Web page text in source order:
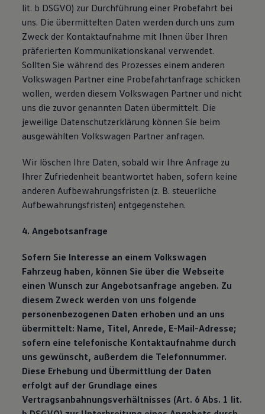
lit. b DSGVO) zur Durchführung einer Probefahrt bei
uns. Die übermittelten Daten werden durch uns zum
Zweck der Kontaktaufnahme mit Ihnen über Ihren
präferierten Kommunikationskanal verwendet.
Sollten Sie während des Prozesses einem anderen
Volkswagen Partner eine Probefahrtanfrage schicken
wollen, werden diesem Volkswagen Partner und nicht
uns die zuvor genannten Daten übermittelt. Die
jeweilige Datenschutzerklärung können Sie beim
ausgewählten Volkswagen Partner anfragen.
Wir löschen Ihre Daten, sobald wir Ihre Anfrage zu
Ihrer Zufriedenheit beantwortet haben, sofern keine
anderen Aufbewahrungsfristen (z. B. steuerliche
Aufbewahrungsfristen) entgegenstehen.
4. Angebotsanfrage
Sofern Sie Interesse an einem Volkswagen
Fahrzeug haben, können Sie über die Webseite
einen Wunsch zur Angebotsanfrage angeben. Zu
diesem Zweck werden von uns folgende
personenbezogenen Daten erhoben und an uns
übermittelt: Name, Titel, Anrede, E-Mail-Adresse;
sofern eine telefonische Kontaktaufnahme durch
uns gewünscht, außerdem die Telefonnummer.
Diese Erhebung und Übermittlung der Daten
erfolgt auf der Grundlage eines
Vertragsanbahnungsverhältnisses (Art. 6 Abs. 1 lit.